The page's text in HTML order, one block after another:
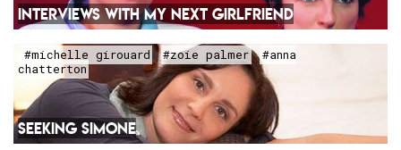
INTERVIEWS WITH MY NEXT GIRLFRIEND
#michelle girouard #zoie palmer
#anna
chatterton
SEEKING SIMONE